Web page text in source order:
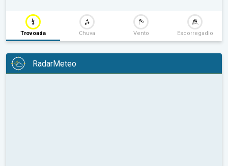
Trovoada Chuva Vento Escorregadio
RadarMeteo